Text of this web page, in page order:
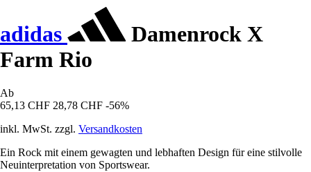
adidas
Damenrock X
Farm Rio
Ab
65,13 CHF 28,78 CHF -56%
inkl. MwSt. zzgl. Versandkosten
Ein Rock mit einem gewagten und lebhaften Design für eine stilvolle
Neuinterpretation von Sportswear.